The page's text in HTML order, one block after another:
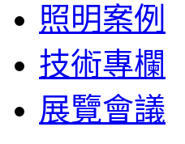
照明案例
技術專欄
展覽會議